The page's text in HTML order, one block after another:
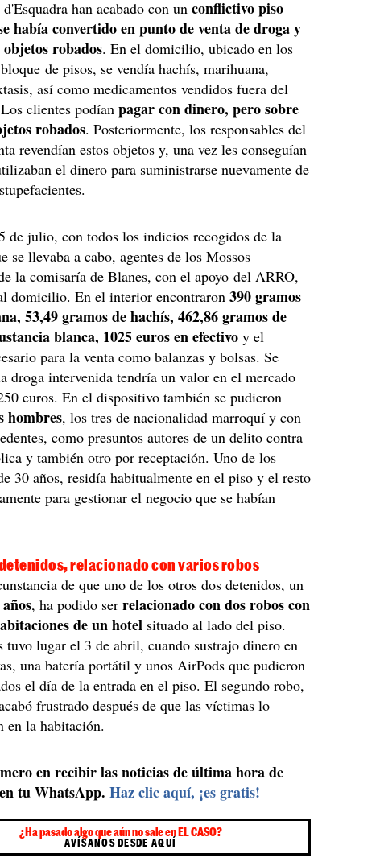
han acabado con unconflictivo piso
había convertido en punto de venta de droga y
robados. En el domicilio, ubicado en los
de pisos, se vendía hachís, marihuana,
así como medicamentos vendidos fuera del
clientes podíanpagar con dinero, pero sobre
robados. Posteriormente, los responsables del
revendían estos objetos y, una vez les conseguían
el dinero para suministrarse nuevamente de
de julio, con todos los indicios recogidos de la
se llevaba a cabo, agentes de los Mossos
la comisaría de Blanes, con el apoyo del ARRO,
domicilio. En el interior encontraron390 gramos
53,49 gramos de hachís, 462,86 gramos de
blanca, 1025 euros en efectivo y el
para la venta como balanzas y bolsas. Se
droga intervenida tendría un valor en el mercado
euros. En el dispositivo también se pudieron
hombres, los tres de nacionalidad marroquí y con
como presuntos autores de un delito contra
y también otro por receptación. Uno de los
30 años, residía habitualmente en el piso y el resto
para gestionar el negocio que se habían
relacionado con varios robos
de que uno de los otros dos detenidos, un
, ha podido serrelacionado con dos robos con
de un hotel situado al lado del piso.
tuvo lugar el 3 de abril, cuando sustrajo dinero en
una batería portátil y unos AirPods que pudieron
el día de la entrada en el piso. El segundo robo,
frustrado después de que las víctimas lo
en la habitación.
en recibir las noticias de última hora de
en tu WhatsApp.Haz clic aquí, ¡es gratis!
¿Ha pasado algo que aún no sale en EL CASO?
AVÍSANOS DESDE AQUÍ